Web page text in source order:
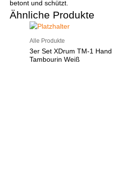
betont und schützt.
Ähnliche Produkte
Alle Produkte
3er Set XDrum TM-1 Hand
Tambourin Weiß